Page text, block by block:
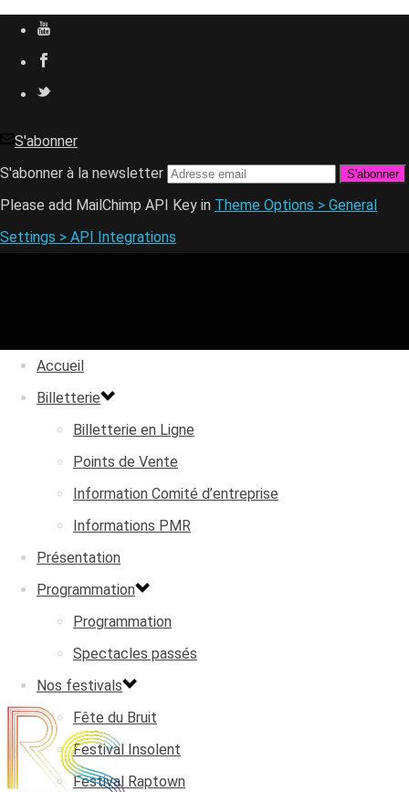
S'abonner
S'abonner à la newsletter
Please add MailChimp API Key in Theme Options > General
Settings > API Integrations
Accueil
Billetterie
Billetterie en Ligne
Points de Vente
Information Comité d’entreprise
Informations PMR
Présentation
Programmation
Programmation
Spectacles passés
Nos festivals
Fête du Bruit
Festival Insolent
Festival Raptown